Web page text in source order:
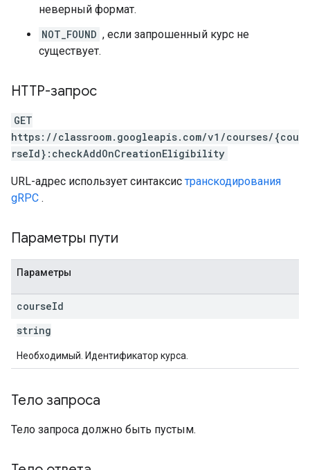
неверный формат.
NOT_FOUND , если запрошенный курс не
существует.
HTTP-запрос
GET
https://classroom.googleapis.com/v1/courses/{cou
rseId}:checkAddOnCreationEligibility
URL-адрес использует синтаксис транскодирования
gRPC .
Параметры пути
Параметры
courseId
string
Необходимый. Идентификатор курса.
Тело запроса
Тело запроса должно быть пустым.